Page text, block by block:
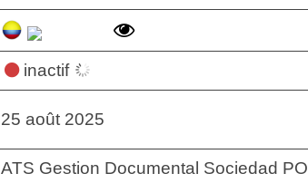
inactif
25 août 2025
ATS Gestion Documental Sociedad